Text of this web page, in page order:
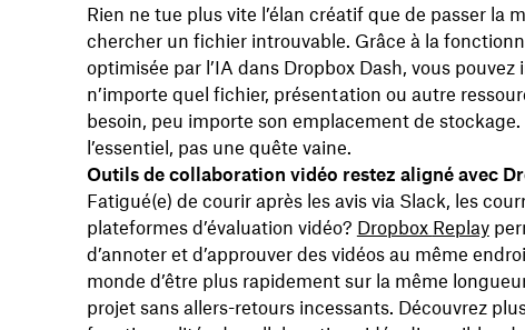
Rien ne tue plus vite l’élan créatif que de passer la
chercher un fichier introuvable. Grâce à la
optimisée par l’IA dans Dropbox Dash, vous
n’importe quel fichier, présentation ou autre
besoin, peu importe son emplacement de stockage.
l’essentiel, pas une quête vaine.
Outils de collaboration vidéo restez aligné avec
Fatigué(e) de courir après les avis via Slack, les
plateformes d’évaluation vidéo? Dropbox Replay
d’annoter et d’approuver des vidéos au même
monde d’être plus rapidement sur la même
projet sans allers-retours incessants. Découvrez